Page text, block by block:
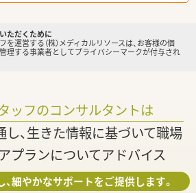
ただくために
を運営する（株）メディカルリソースは、お客様の個
理する事業者としてプライバシーマークが付与され
ッフのコンサルタントは
、生きた情報に基づいて職場
プランについてアドバイス
細やかなサポートをご提供します。